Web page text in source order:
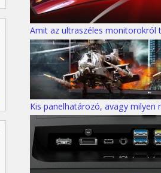
Amit az ultraszéles monitorokról
Kis panelhatározó, avagy milyen